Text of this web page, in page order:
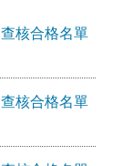
核合格名單
核合格名單